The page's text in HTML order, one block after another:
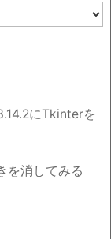
にTkinterを
を消してみる